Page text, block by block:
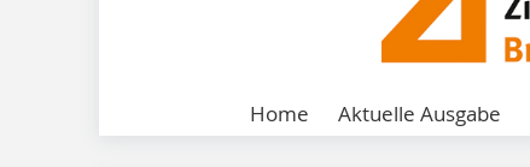
Home Aktuelle Ausgabe